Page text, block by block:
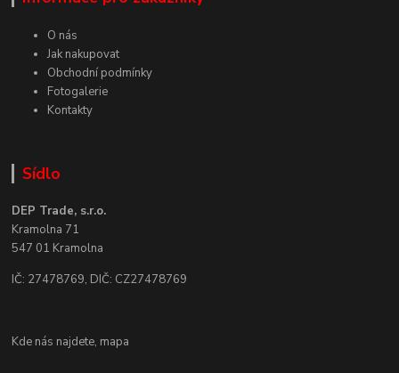
O nás
Jak nakupovat
Obchodní podmínky
Fotogalerie
Kontakty
Sídlo
DEP Trade, s.r.o.
Kramolna 71
547 01 Kramolna
IČ: 27478769, DIČ: CZ27478769
Kde nás najdete, mapa